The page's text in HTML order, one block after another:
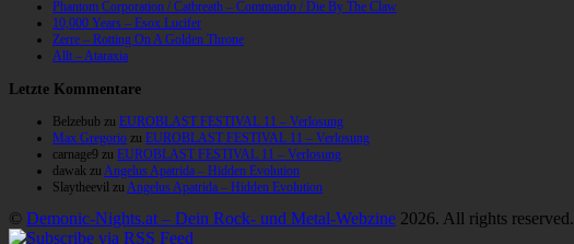
Phantom Corporation / Catbreath – Commando / Die By The Claw
10,000 Years – Esox Lucifer
Zerre – Rotting On A Golden Throne
Allt – Ataraxia
Letzte Kommentare
Belzebub zu EUROBLAST FESTIVAL 11 – Verlosung
Max Gregorio zu EUROBLAST FESTIVAL 11 – Verlosung
carnage9 zu EUROBLAST FESTIVAL 11 – Verlosung
dawak zu Angelus Apatrida – Hidden Evolution
Slaytheevil zu Angelus Apatrida – Hidden Evolution
© Demonic-Nights.at – Dein Rock- und Metal-Webzine 2026. All rights reserved.